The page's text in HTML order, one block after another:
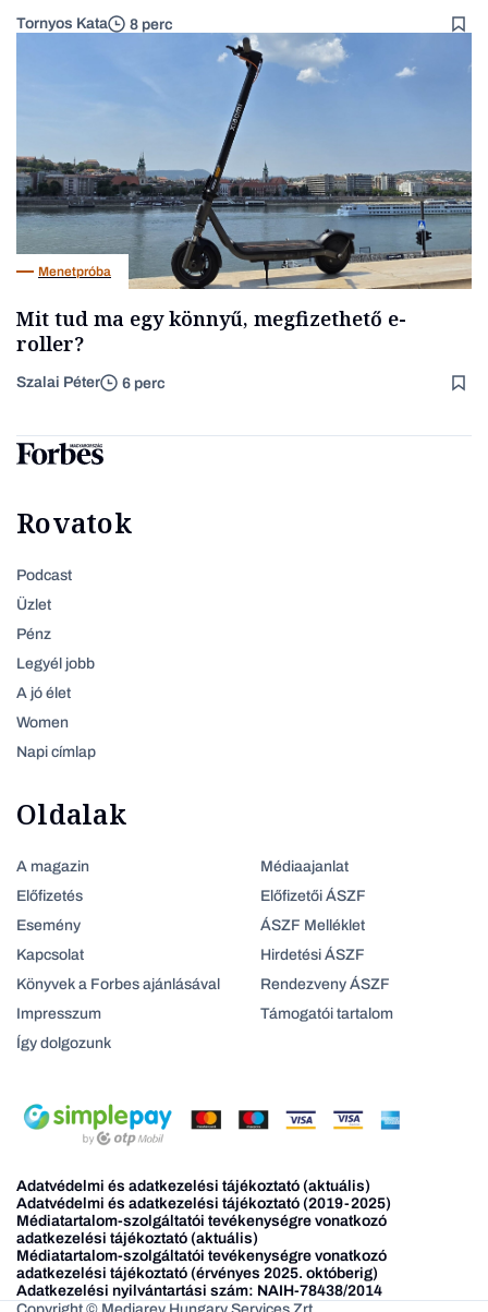
Tornyos Kata 8 perc
Menetpróba
Mit tud ma egy könnyű, megfizethető e-
roller?
Szalai Péter 6 perc
Rovatok
Podcast
Üzlet
Pénz
Legyél jobb
A jó élet
Women
Napi címlap
Oldalak
A magazin
Előfizetés
Esemény
Kapcsolat
Könyvek a Forbes ajánlásával
Impresszum
Így dolgozunk
Médiaajanlat
Előfizetői ÁSZF
ÁSZF Melléklet
Hirdetési ÁSZF
Rendezveny ÁSZF
Támogatói tartalom
Adatvédelmi és adatkezelési tájékoztató (aktuális)
Adatvédelmi és adatkezelési tájékoztató (2019-2025)
Médiatartalom-szolgáltatói tevékenységre vonatkozó
adatkezelési tájékoztató (aktuális)
Médiatartalom-szolgáltatói tevékenységre vonatkozó
adatkezelési tájékoztató (érvényes 2025. októberig)
Adatkezelési nyilvántartási szám: NAIH-78438/2014